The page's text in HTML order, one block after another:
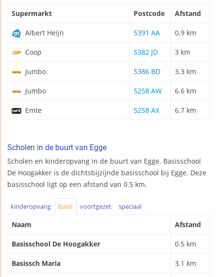
Supermarkt Postcode Afstand
Albert Heijn 5391 AA 0.9 km
Coop 5382 JD 3 km
Jumbo 5386 BD 3.3 km
Jumbo 5258 AW 6.6 km
Emte 5258 AX 6.7 km
Scholen in de buurt van Egge
Scholen en kinderopvang in de buurt van Egge. Basisschool
De Hoogakker is de dichtsbijzijnde basisschool bij Egge. Deze
basisschool ligt op een afstand van 0.5 km.
kinderopvang basis voortgezet speciaal
Naam Afstand
Basisschool De Hoogakker 0.5 km
Basissch Maria 3.1 km